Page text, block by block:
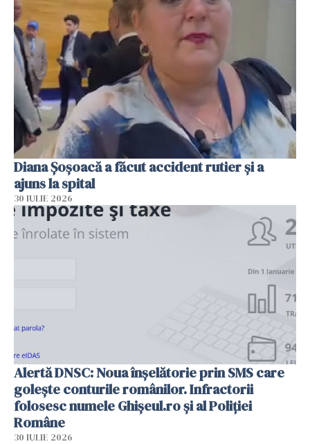
Diana Șoșoacă a făcut accident rutier și a
ajuns la spital
30 IULIE 2026
Alertă DNSC: Noua înșelătorie prin SMS care
golește conturile românilor. Infractorii
folosesc numele Ghișeul.ro și al Poliției
Române
30 IULIE 2026